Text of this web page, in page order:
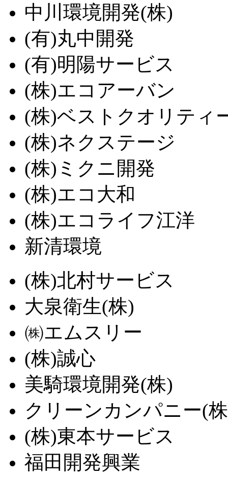
中川環境開発(株)
(有)丸中開発
(有)明陽サービス
(株)エコアーバン
(株)ベストクオリティ
(株)ネクステージ
(株)ミクニ開発
(株)エコ大和
(株)エコライフ江洋
新清環境
(株)北村サービス
大泉衛生(株)
㈱エムスリー
(株)誠心
美騎環境開発(株)
クリーンカンパニー(
(株)東本サービス
福田開発興業